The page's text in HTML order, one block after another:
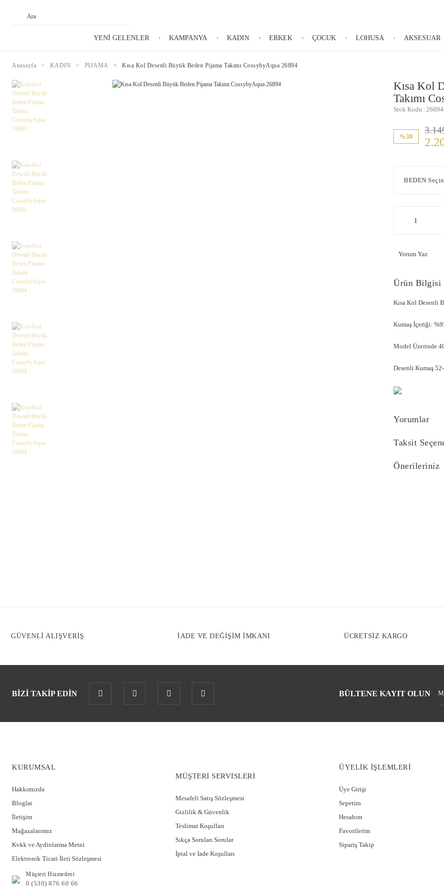
YENİ GELENLER KAMPANYA KADIN ERKEK ÇOCUK LOHUSA AKSESUAR
Anasayfa KADIN PİJAMA Kısa Kol Desenli Büyük Beden Pijama Takımı CossybyAqua 26894
Kısa Kol
Takımı
Stok Kodu 26894
%30
Yorum Yaz
Ürün Bilgisi
Kısa Kol Desenli
Kumaş İçeriği:
Model Üzerinde
Desenli Kumaş
Yorumlar
Taksit
Önerileriniz
GÜVENLİ ALIŞVERİŞ İADE VE DEĞİŞİM İMKANI ÜCRETSİZ KARGO
BİZİ TAKİP EDİN BÜLTENE KAYIT OLUN
KURUMSAL
Hakkımızda
Bloglar
İletişim
Mağazalarımız
Kvkk ve Aydinlatma Metni
Elektronik Ticari İleti Sözleşmesi
MÜŞTERİ SERVİSLERİ
Mesafeli Satış Sözleşmesi
Gizlilik & Güvenlik
Teslimat Koşulları
Sıkça Sorulan Sorular
İptal ve İade Koşulları
ÜYELİK İŞLEMLERİ
Üye Girişi
Sepetim
Hesabım
Favorilerim
Sipariş Takip
Müşteri Hizmetleri
0 (530) 876 60 66